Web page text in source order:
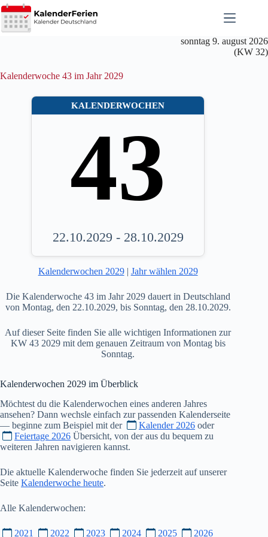
Zum
Inhalt
springen
sonntag 9. august 2026
(KW 32)
Kalenderwoche 43 im Jahr 2029
KALENDERWOCHEN
43
22.10.2029 - 28.10.2029
Kalenderwochen 2029| Jahr wählen 2029
Die Kalenderwoche 43 im Jahr 2029 dauert in Deutschland
von Montag, den 22.10.2029, bis Sonntag, den 28.10.2029.
Auf dieser Seite finden Sie alle wichtigen Informationen zur
KW 43 2029 mit dem genauen Zeitraum von Montag bis
Sonntag.
Kalenderwochen 2029 im Überblick
Möchtest du die Kalenderwochen eines anderen Jahres
ansehen? Dann wechsle einfach zur passenden Kalenderseite
— beginne zum Beispiel mit der
Kalender 2026 oder
Feiertage 2026 Übersicht, von der aus du bequem zu
weiteren Jahren navigieren kannst.
Die aktuelle Kalenderwoche finden Sie jederzeit auf unserer
Seite Kalenderwoche heute.
Alle Kalenderwochen:
2021 2022 2023 2024 2025 2026